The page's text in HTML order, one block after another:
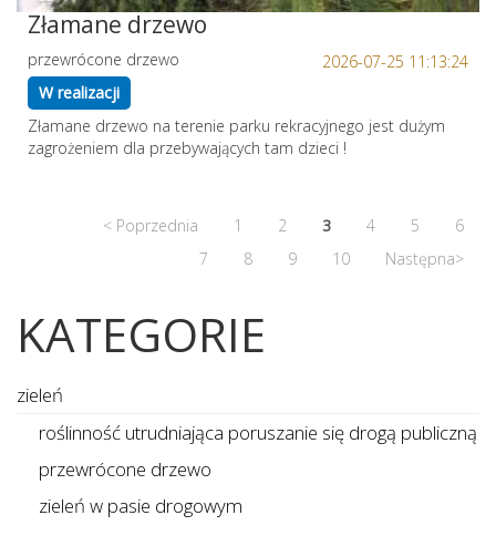
Złamane drzewo
2026-07-25 11:13:24
przewrócone drzewo
W realizacji
Złamane drzewo na terenie parku rekracyjnego jest dużym
zagrożeniem dla przebywających tam dzieci !
< Poprzednia 1 2 3 4 5
6
7
8 9 10 Następna>
KATEGORIE
zieleń
roślinność utrudniająca poruszanie się drogą publiczną
przewrócone drzewo
zieleń w pasie drogowym